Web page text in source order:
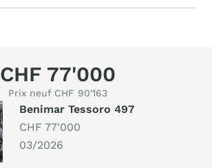
CHF 77'000
Prix neuf CHF 90'163
Benimar Tessoro 497
CHF 77'000
03/2026